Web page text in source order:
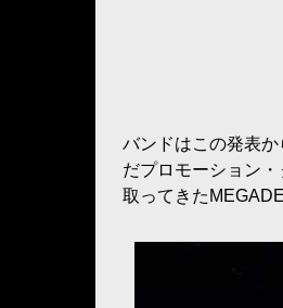
バンドはこの発表
だプロモーション
取ってきた